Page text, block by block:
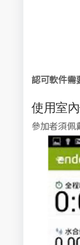
認可軟件需
使用室
參加者須佩